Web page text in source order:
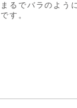
まるでバラのよう
です。